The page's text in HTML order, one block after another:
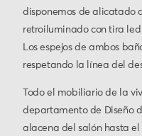
disponemos de alicatado
retroiluminado con tira
Los espejos de ambos
respetando la línea del
Todo el mobiliario de la
departamento de Diseño
alacena del salón hasta